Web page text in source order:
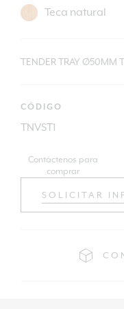
TENDER TRAY Ø50MM
CÓDIGO
TNVST1
Contáctenos para
comprar
SOLICITAR